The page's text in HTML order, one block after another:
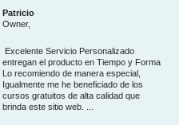
Patricio
Owner,
Excelente Servicio Personalizado
entregan el producto en Tiempo y Forma
Lo recomiendo de manera especial,
Igualmente me he beneficiado de los
cursos gratuitos de alta calidad que
brinda este sitio web. ...